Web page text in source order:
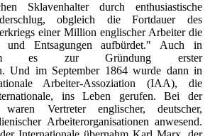
Sklavenhalter durch enthusiastische
obgleich die Fortdauer des
einer Million englischer Arbeiter die
und Entsagungen aufbürdet." Auch in
es zur Gründung erster
Und im September 1864 wurde dann in
Arbeiter-Assoziation (IAA), die
ins Leben gerufen. Bei der
waren Vertreter englischer, deutscher,
Arbeiterorganisationen anwesend.